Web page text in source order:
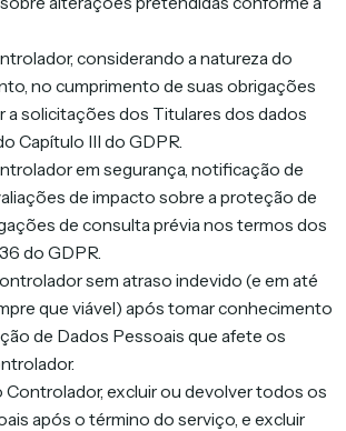
considerando a natureza do
no cumprimento de suas obrigações
a solicitações dos Titulares dos dados
Capítulo III do GDPR.
em segurança, notificação de
de impacto sobre a proteção de
de consulta prévia nos termos dos
do GDPR.
sem atraso indevido (e em até
que viável) após tomar conhecimento
de Dados Pessoais que afete os
Controlador, excluir ou devolver todos os
após o término do serviço, e excluir